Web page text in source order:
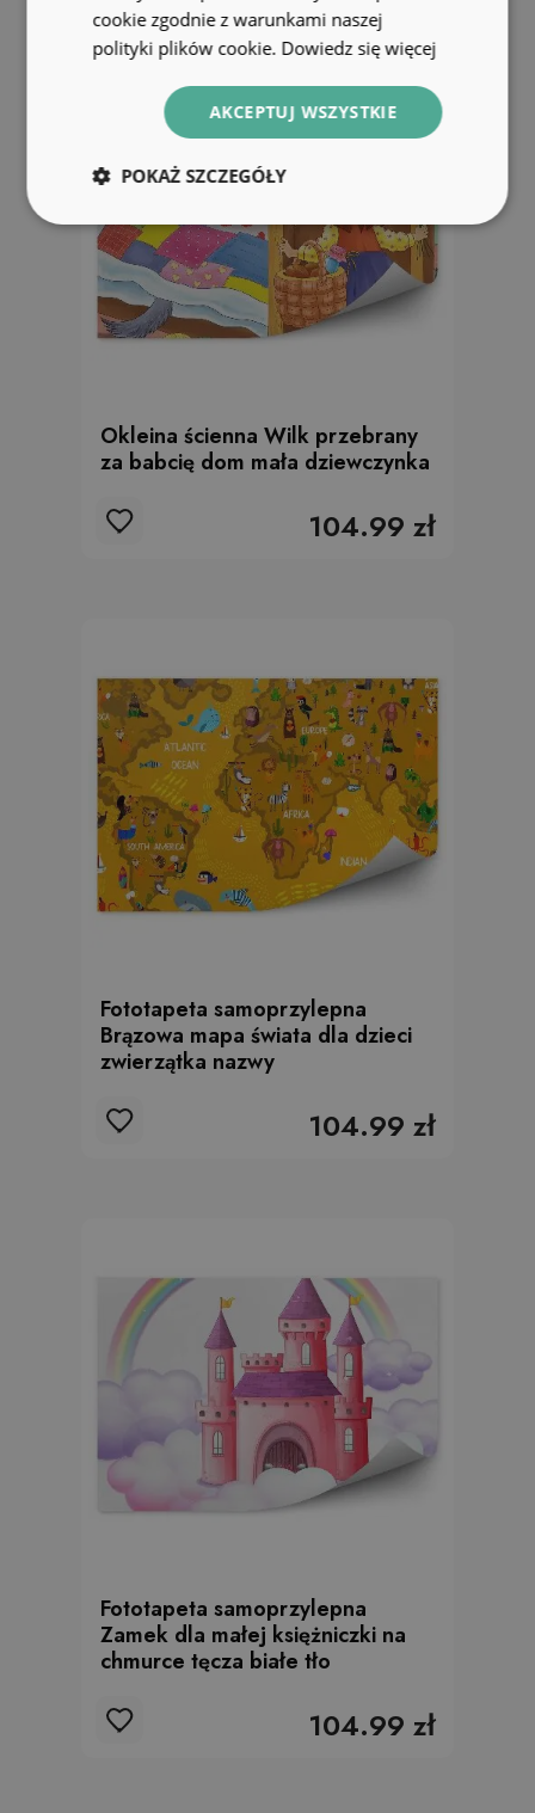
Okleina ścienna Wilk przebrany
za babcię dom mała dziewczynka
104.99 zł
Fototapeta samoprzylepna
Brązowa mapa świata dla dzieci
zwierzątka nazwy
104.99 zł
Fototapeta samoprzylepna
Zamek dla małej księżniczki na
chmurce tęcza białe tło
104.99 zł
cookie zgodnie z warunkami naszej
polityki plików cookie. Dowiedz się więcej
AKCEPTUJ WSZYSTKIE
POKAŻ SZCZEGÓŁY